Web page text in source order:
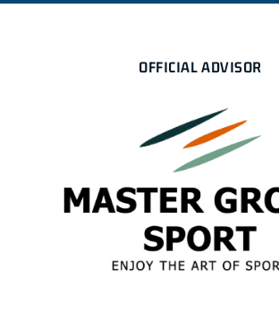
OFFICIAL ADVISOR